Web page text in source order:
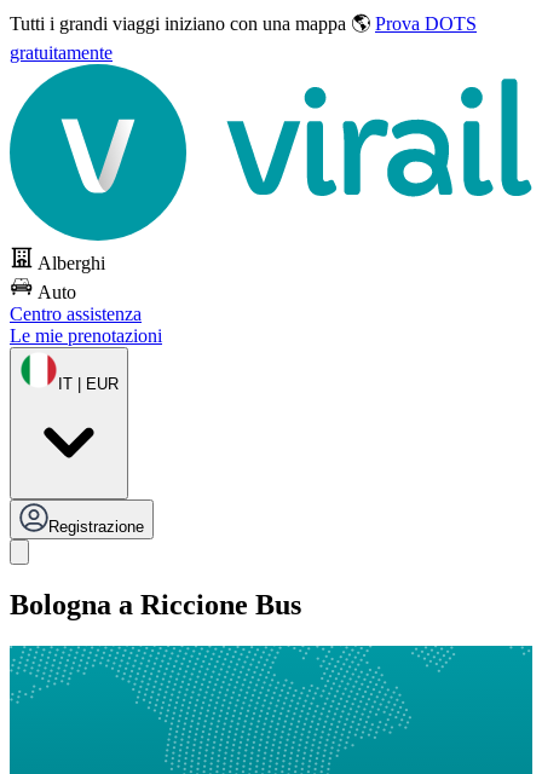
Tutti i grandi viaggi iniziano con una mappa 🌎 Prova DOTS
gratuitamente
Alberghi
Auto
Centro assistenza
Le mie prenotazioni
IT | EUR
Registrazione
Bologna a Riccione Bus